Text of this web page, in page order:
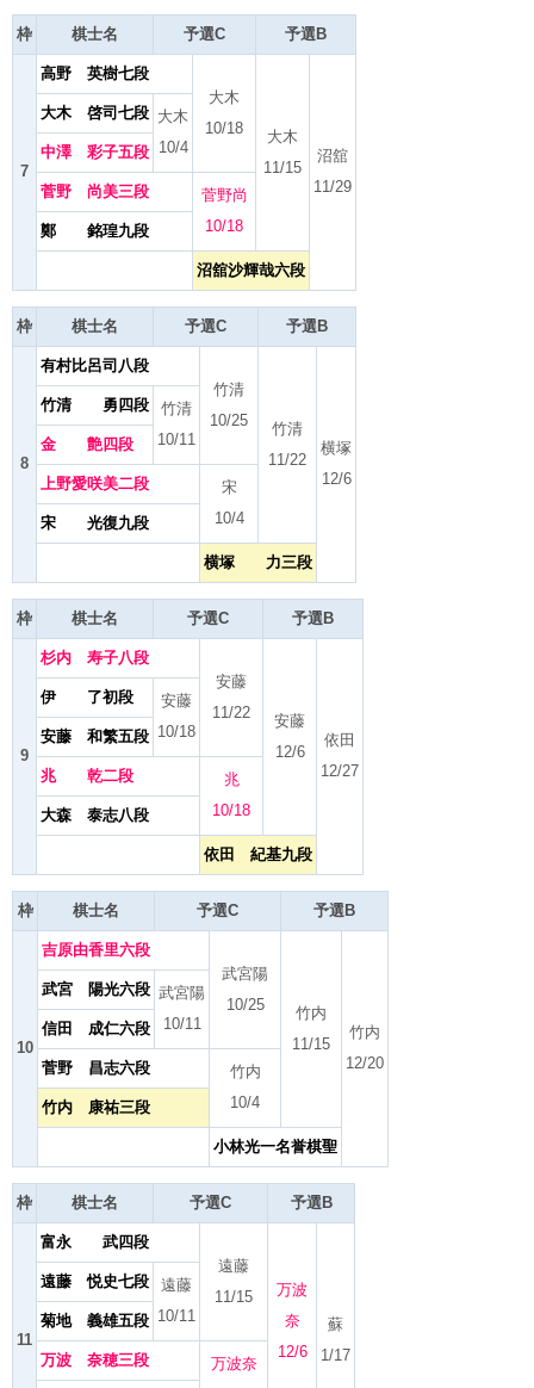
枠 棋士名 予選C 予選B
7
高野 英樹七段
大木
10/18
大木
11/15
沼舘
11/29
大木 啓司七段 大木
10/4
中澤 彩子五段
菅野 尚美三段
菅野尚
10/18
鄭 銘瑝九段
沼舘沙輝哉六段
枠 棋士名 予選C 予選B
8
有村比呂司八段
竹清
10/25
竹清
11/22
横塚
12/6
竹清 勇四段
竹清
10/11
金 艶四段
上野愛咲美二段
宋
10/4
宋 光復九段
横塚 力三段
枠 棋士名 予選C 予選B
9
杉内 寿子八段
安藤
11/22
安藤
12/6
依田
12/27
伊 了初段
安藤
10/18
安藤 和繁五段
兆 乾二段
兆
10/18
大森 泰志八段
依田 紀基九段
枠 棋士名 予選C 予選B
10
吉原由香里六段
武宮陽
10/25
竹内
11/15
竹内
12/20
武宮 陽光六段 武宮陽
10/11
信田 成仁六段
菅野 昌志六段
竹内
10/4
竹内 康祐三段
小林光一名誉棋聖
枠 棋士名 予選C 予選B
11
富永 武四段
遠藤
11/15
万波
奈
12/6
蘇
1/17
遠藤 悦史七段
遠藤
10/11
菊地 義雄五段
万波 奈穂三段
万波奈